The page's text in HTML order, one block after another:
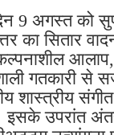
9 अगस्त को
का सितार
गतकारी से
शास्त्रीय
उपरांत